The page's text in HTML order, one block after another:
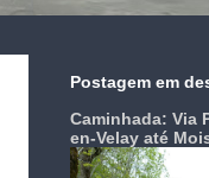
Postagem em
Caminhada: Via
en-Velay até